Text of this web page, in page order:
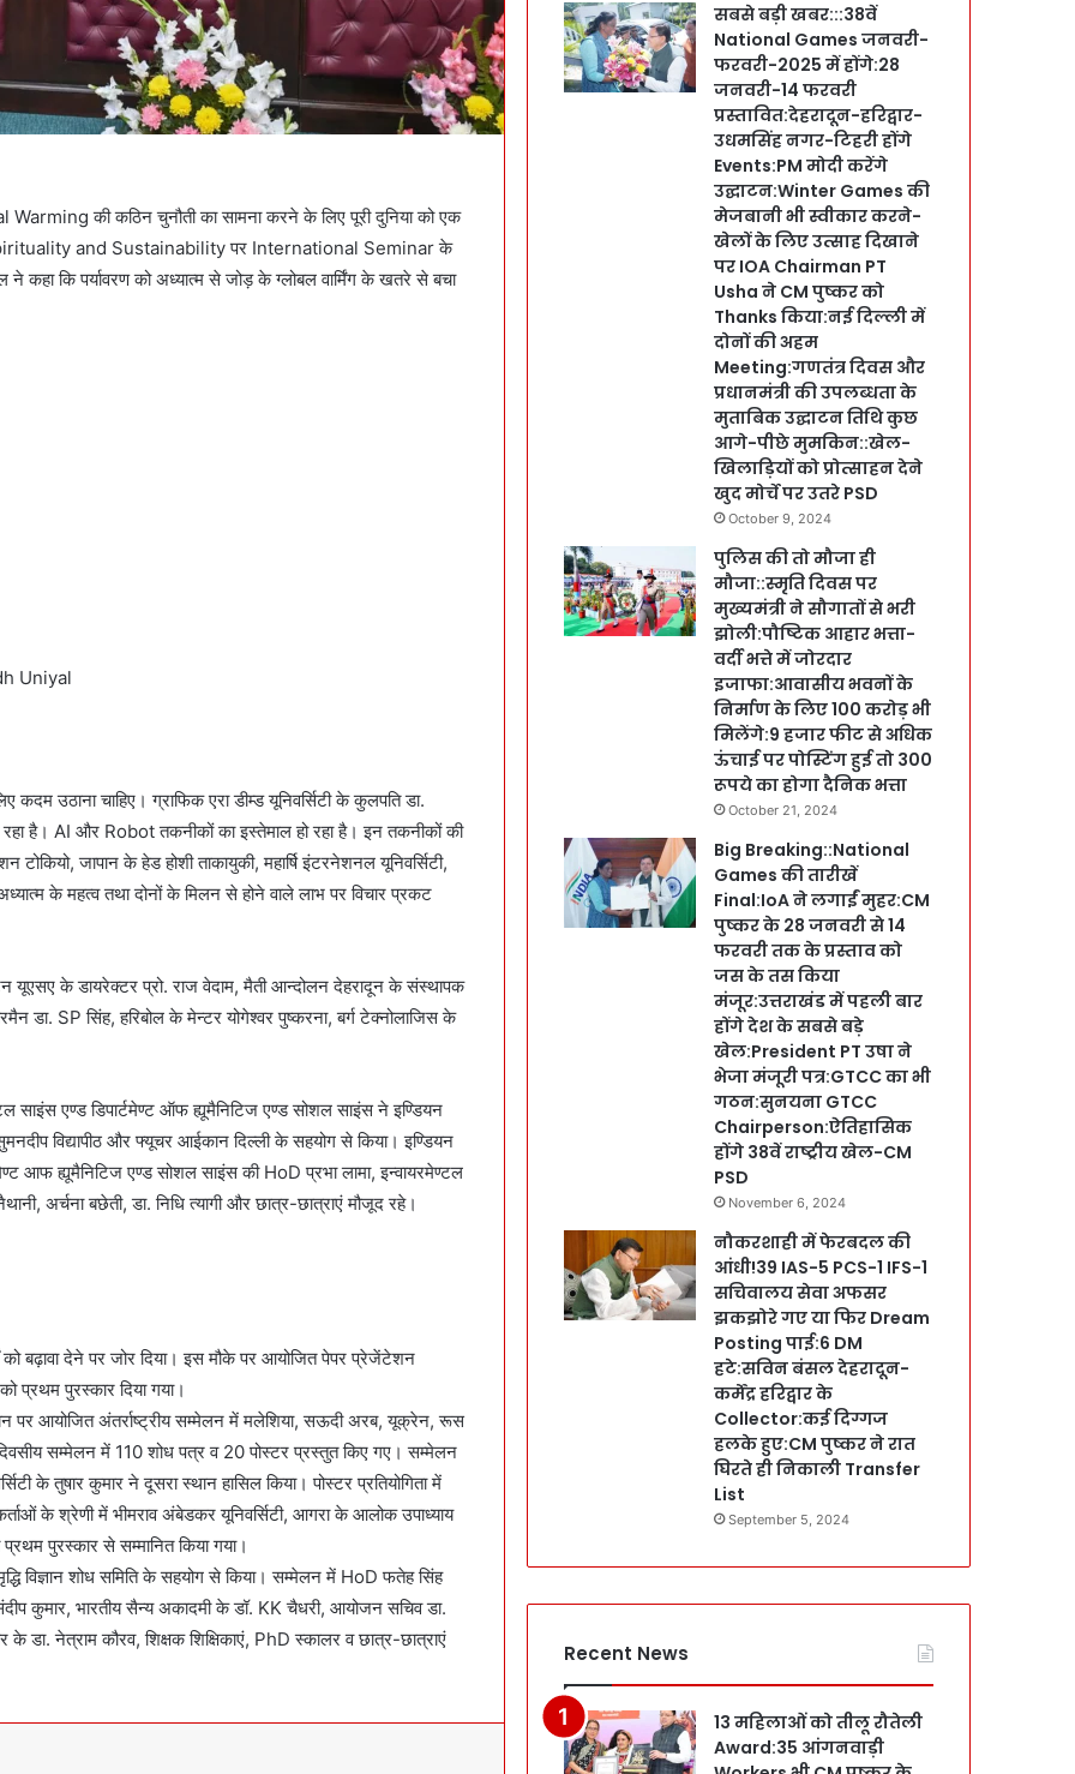
की कठिन चुनौती का सामना करने के लिए पूरी दुनिया को एक
Spirituality and Sustainability पर International Seminar के
कि पर्यावरण को अध्यात्म से जोड़ के ग्लोबल वार्मिंग के खतरे से बचा
Uniyal
उठाना चाहिए। ग्राफिक एरा डीम्ड यूनिवर्सिटी के कुलपति डा.
है। AI और Robot तकनीकों का इस्तेमाल हो रहा है। इन तकनीकों की
जापान के हेड होशी ताकायुकी, महार्षि इंटरनेशनल यूनिवर्सिटी,
के महत्व तथा दोनों के मिलन से होने वाले लाभ पर विचार प्रकट
यूएसए के डायरेक्टर प्रो. राज वेदाम, मैती आन्दोलन देहरादून के संस्थापक
डा. SP सिंह, हरिबोल के मेन्टर योगेश्वर पुष्करना, बर्ग टेक्नोलाजिस के
साइंस एण्ड डिपार्टमेण्ट ऑफ ह्यूमैनिटिज एण्ड सोशल साइंस ने इण्डियन
विद्यापीठ और फ्यूचर आईकान दिल्ली के सहयोग से किया। इण्डियन
आफ ह्यूमैनिटिज एण्ड सोशल साइंस की HoD प्रभा लामा, इन्वायरमेण्टल
अर्चना बछेती, डा. निधि त्यागी और छात्र-छात्राएं मौजूद रहे।
को बढ़ावा देने पर जोर दिया। इस मौके पर आयोजित पेपर प्रेजेंटेशन
को प्रथम पुरस्कार दिया गया।
पर आयोजित अंतर्राष्ट्रीय सम्मेलन में मलेशिया, सऊदी अरब, यूक्रेन, रूस
दिवसीय सम्मेलन में 110 शोध पत्र व 20 पोस्टर प्रस्तुत किए गए। सम्मेलन
के तुषार कुमार ने दूसरा स्थान हासिल किया। पोस्टर प्रतियोगिता में
के श्रेणी में भीमराव अंबेडकर यूनिवर्सिटी, आगरा के आलोक उपाध्याय
पुरस्कार से सम्मानित किया गया।
विज्ञान शोध समिति के सहयोग से किया। सम्मेलन में HoD फतेह सिंह
कुमार, भारतीय सैन्य अकादमी के डॉ. KK चैधरी, आयोजन सचिव डा.
डा. नेत्राम कौरव, शिक्षक शिक्षिकाएं, PhD स्कालर व छात्र-छात्राएं
सबसे बड़ी खबर:::38वें
National Games जनवरी-
फरवरी-2025 में होंगे:28
जनवरी-14 फरवरी
प्रस्तावित:देहरादून-हरिद्वार-
उधमसिंह नगर-टिहरी होंगे
Events:PM मोदी करेंगे
उद्घाटन:Winter Games की
मेजबानी भी स्वीकार करने-
खेलों के लिए उत्साह दिखाने
पर IOA Chairman PT
Usha ने CM पुष्कर को
Thanks किया:नई दिल्ली में
दोनों की अहम
Meeting:गणतंत्र दिवस और
प्रधानमंत्री की उपलब्धता के
मुताबिक उद्घाटन तिथि कुछ
आगे-पीछे मुमकिन::खेल-
खिलाड़ियों को प्रोत्साहन देने
खुद मोर्चे पर उतरे PSD
October 9, 2024
पुलिस की तो मौजा ही
मौजा::स्मृति दिवस पर
मुख्यमंत्री ने सौगातों से भरी
झोली:पौष्टिक आहार भत्ता-
वर्दी भत्ते में जोरदार
इजाफा:आवासीय भवनों के
निर्माण के लिए 100 करोड़ भी
मिलेंगे:9 हजार फीट से अधिक
ऊंचाई पर पोस्टिंग हुई तो 300
रूपये का होगा दैनिक भत्ता
October 21, 2024
Big Breaking::National
Games की तारीखें
Final:IoA ने लगाईं मुहर:CM
पुष्कर के 28 जनवरी से 14
फरवरी तक के प्रस्ताव को
जस के तस किया
मंजूर:उत्तराखंड में पहली बार
होंगे देश के सबसे बड़े
खेल:President PT उषा ने
भेजा मंजूरी पत्र:GTCC का भी
गठन:सुनयना GTCC
Chairperson:ऐतिहासिक
होंगे 38वें राष्ट्रीय खेल-CM
PSD
November 6, 2024
नौकरशाही में फेरबदल की
आंधी!39 IAS-5 PCS-1 IFS-1
सचिवालय सेवा अफसर
झकझोरे गए या फिर Dream
Posting पाई:6 DM
हटे:सविन बंसल देहरादून-
कर्मेंद्र हरिद्वार के
Collector:कई दिग्गज
हलके हुए:CM पुष्कर ने रात
घिरते ही निकाली Transfer
List
September 5, 2024
Recent News
13 महिलाओं को तीलू रौतेली
Award:35 आंगनवाड़ी